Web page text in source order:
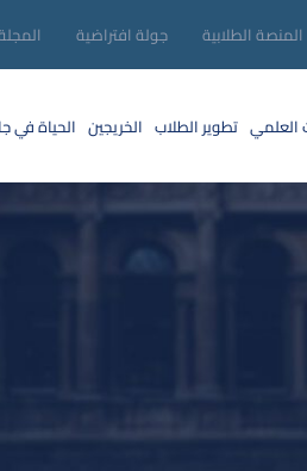
المنصة الطلابية جولة افتراضية
العلمي تطوير الطلاب الخريجين الحياة في